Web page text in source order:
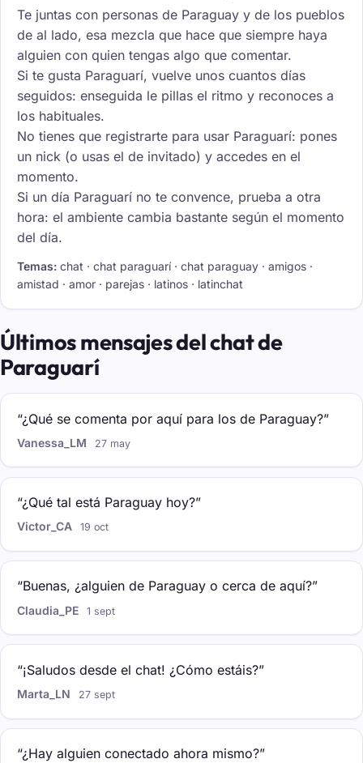
Te juntas con personas de Paraguay y de los pueblos
de al lado, esa mezcla que hace que siempre haya
alguien con quien tengas algo que comentar.
Si te gusta Paraguarí, vuelve unos cuantos días
seguidos: enseguida le pillas el ritmo y reconoces a
los habituales.
No tienes que registrarte para usar Paraguarí: pones
un nick (o usas el de invitado) y accedes en el
momento.
Si un día Paraguarí no te convence, prueba a otra
hora: el ambiente cambia bastante según el momento
del día.
Temas: chat · chat paraguarí · chat paraguay · amigos ·
amistad · amor · parejas · latinos · latinchat
Últimos mensajes del chat de
Paraguarí
“¿Qué se comenta por aquí para los de Paraguay?”
Vanessa_LM 27 may
“¿Qué tal está Paraguay hoy?”
Victor_CA 19 oct
“Buenas, ¿alguien de Paraguay o cerca de aquí?”
Claudia_PE 1 sept
“¡Saludos desde el chat! ¿Cómo estáis?”
Marta_LN 27 sept
“¿Hay alguien conectado ahora mismo?”